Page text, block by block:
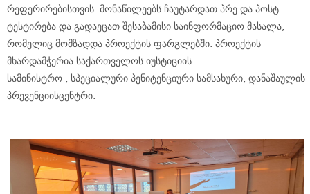
რეფერირებისთვის. მონაწილეებს ჩაუტარდათ პრე და პოსტ
ტესტირება და გადაეცათ შესაბამისი საინფორმაციო მასალა,
რომელიც მომზადდა პროექტის ფარგლებში. პროექტის
მხარდამჭერია საქართველოს იუსტიციის
სამინისტრო , სპეციალური პენიტენციური სამსახური, დანაშაულის
პრევენციისცენტრი.